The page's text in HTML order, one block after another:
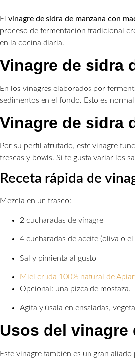
El vinagre de sidra de manzana con
proceso de fermentación tradicional
en la cocina diaria.
Vinagre de sidra
En los vinagres elaborados por
sedimentos en el fondo. Esto es
Vinagre de sidra
Por su perfil afrutado, este vinagre
frescas y bowls. Si te gusta variar los
Receta rápida de
Mezcla en un frasco:
2 cucharadas de vinagre
4 cucharadas de aceite (oliva o el
Sal y pimienta al gusto
Miel cruda 100% natural de
Opcional: una pizca de mostaza.
Agita y úsala en ensaladas,
Usos del vinagre
Este vinagre también es un gran